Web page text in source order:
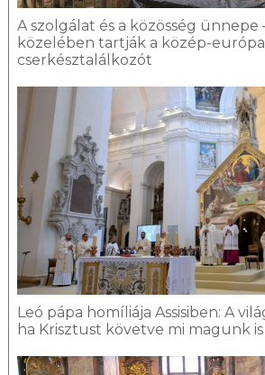
A szolgálat és a közösség ünnepe
közelében tartják a közép-
cserkésztalálkozót
Leó pápa homíliája Assisiben: A
ha Krisztust követve mi magunk